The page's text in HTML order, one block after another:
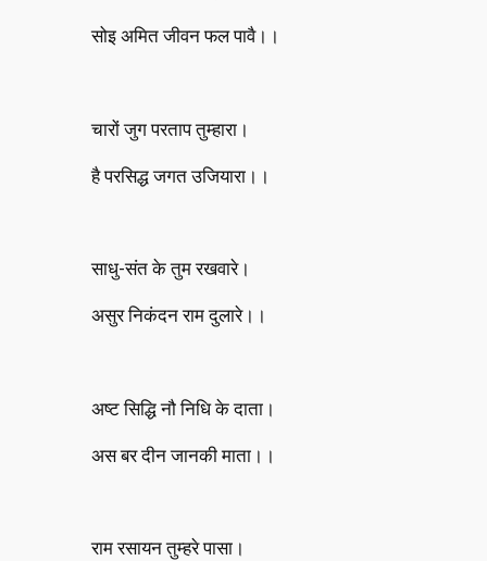
सोइ अमित जीवन फल पावै।।
चारों जुग परताप तुम्हारा।
है परसिद्ध जगत उजियारा।।
साधु-संत के तुम रखवारे।
असुर निकंदन राम दुलारे।।
अष्ट सिद्धि नौ निधि के दाता।
अस बर दीन जानकी माता।।
राम रसायन तुम्हरे पासा।